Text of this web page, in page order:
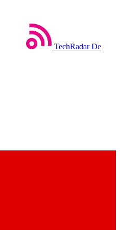
TechRadar De